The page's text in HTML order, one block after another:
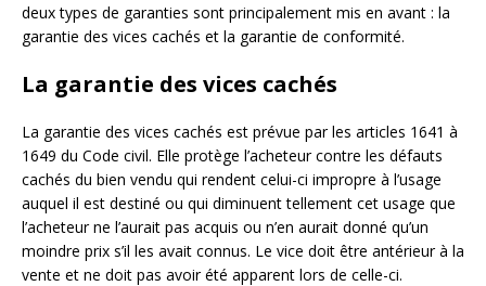
deux types de garanties sont principalement mis en avant : la
garantie des vices cachés et la garantie de conformité.
La garantie des vices cachés
La garantie des vices cachés est prévue par les articles 1641 à
1649 du Code civil. Elle protège l’acheteur contre les défauts
cachés du bien vendu qui rendent celui-ci impropre à l’usage
auquel il est destiné ou qui diminuent tellement cet usage que
l’acheteur ne l’aurait pas acquis ou n’en aurait donné qu’un
moindre prix s’il les avait connus. Le vice doit être antérieur à la
vente et ne doit pas avoir été apparent lors de celle-ci.